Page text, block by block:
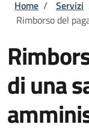
Home / Servizi
Rimborso del
di una